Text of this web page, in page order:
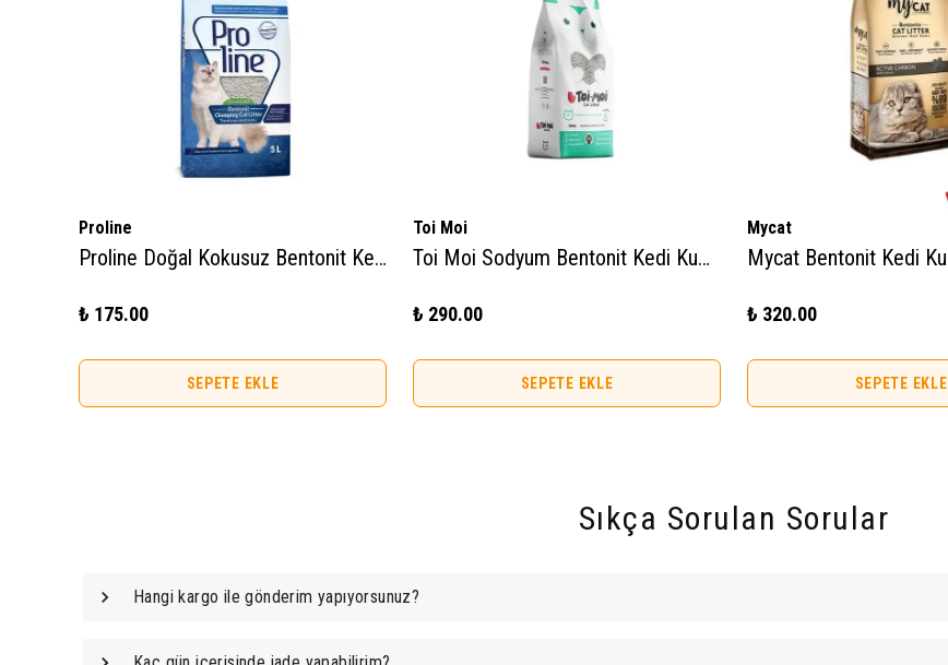
Proline
Proline Doğal Kokusuz Bentonit Kedi Kumu 5lt
₺ 175.00
SEPETE EKLE
Toi Moi
Toi Moi Sodyum Bentonit Kedi Kumu - Natura Kokusuz 10lt
₺ 290.00
SEPETE EKLE
Mycat
₺ 320.00
SEPETE EKLE
Sıkça Sorulan Sorular
Hangi kargo ile gönderim yapıyorsunuz?